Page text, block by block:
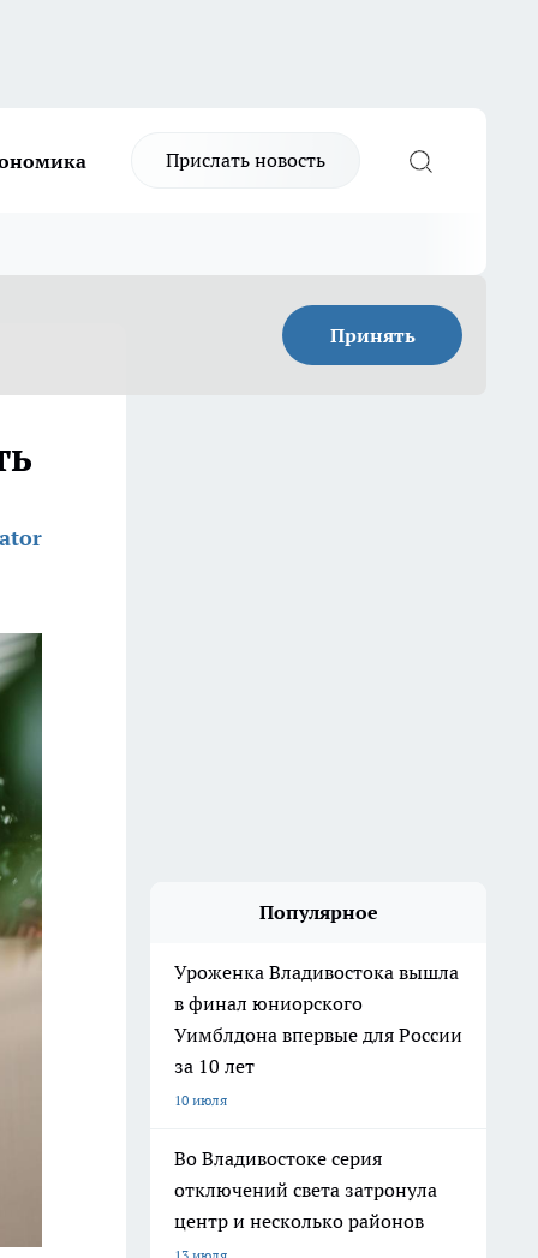
Прислать новость
Принять
Популярное
Уроженка Владивостока вышла
в финал юниорского
Уимблдона впервые для России
за 10 лет
10 июля
Во Владивостоке серия
отключений света затронула
центр и несколько районов